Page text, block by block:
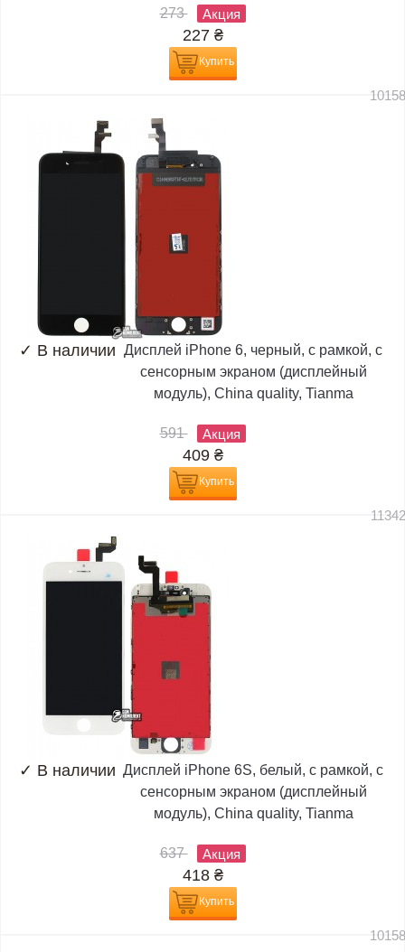
273 Акция
227 ₴
Купить
✓ В наличии Дисплей iPhone 6, черный, с рамкой, с
сенсорным экраном (дисплейный
модуль), China quality, Tianma
591 Акция
409 ₴
Купить
✓ В наличии Дисплей iPhone 6S, белый, с рамкой, с
сенсорным экраном (дисплейный
модуль), China quality, Tianma
637 Акция
418 ₴
Купить